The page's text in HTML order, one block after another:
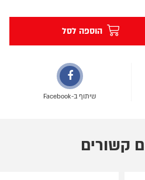
הוספה לסל
שיתוף ב-Facebook
קשורים